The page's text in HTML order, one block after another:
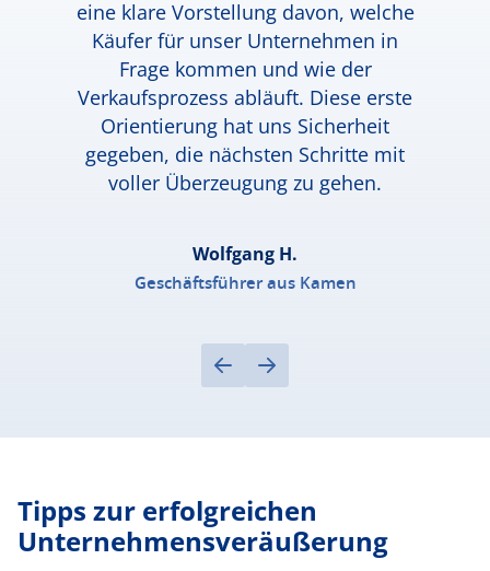
eine klare Vorstellung davon, welche
Käufer für unser Unternehmen in
Frage kommen und wie der
Verkaufsprozess abläuft. Diese erste
Orientierung hat uns Sicherheit
gegeben, die nächsten Schritte mit
voller Überzeugung zu gehen.
Wolfgang H.
Geschäftsführer aus Kamen
Tipps zur erfolgreichen
Unternehmensveräußerung